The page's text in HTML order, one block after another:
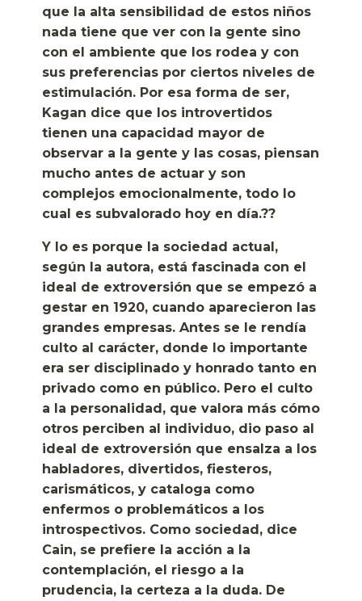
que la alta sensibilidad de estos niños
nada tiene que ver con la gente sino
con el ambiente que los rodea y con
sus preferencias por ciertos niveles de
estimulación. Por esa forma de ser,
Kagan dice que los introvertidos
tienen una capacidad mayor de
observar a la gente y las cosas, piensan
mucho antes de actuar y son
complejos emocionalmente, todo lo
cual es subvalorado hoy en día.??
Y lo es porque la sociedad actual,
según la autora, está fascinada con el
ideal de extroversión que se empezó a
gestar en 1920, cuando aparecieron las
grandes empresas. Antes se le rendía
culto al carácter, donde lo importante
era ser disciplinado y honrado tanto en
privado como en público. Pero el culto
a la personalidad, que valora más cómo
otros perciben al individuo, dio paso al
ideal de extroversión que ensalza a los
habladores, divertidos, fiesteros,
carismáticos, y cataloga como
enfermos o problemáticos a los
introspectivos. Como sociedad, dice
Cain, se prefiere la acción a la
contemplación, el riesgo a la
prudencia, la certeza a la duda. De